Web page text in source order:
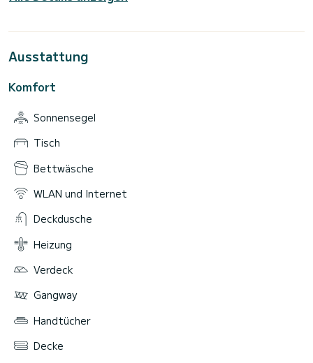
Ausstattung
Komfort
Sonnensegel
Tisch
Bettwäsche
WLAN und Internet
Deckdusche
Heizung
Verdeck
Gangway
Handtücher
Decke